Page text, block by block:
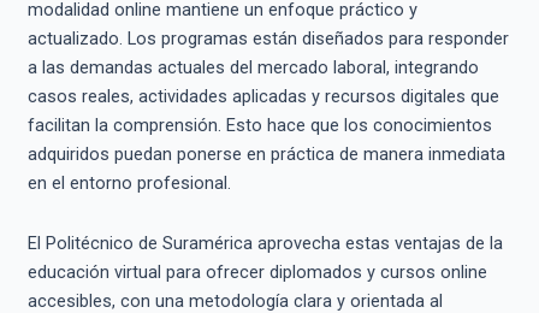
modalidad online mantiene un enfoque práctico y
actualizado. Los programas están diseñados para responder
a las demandas actuales del mercado laboral, integrando
casos reales, actividades aplicadas y recursos digitales que
facilitan la comprensión. Esto hace que los conocimientos
adquiridos puedan ponerse en práctica de manera inmediata
en el entorno profesional.
El Politécnico de Suramérica aprovecha estas ventajas de la
educación virtual para ofrecer diplomados y cursos online
accesibles, con una metodología clara y orientada al